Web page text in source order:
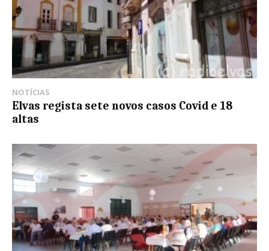
NOTÍCIAS
Elvas regista sete novos casos Covid e 18
altas